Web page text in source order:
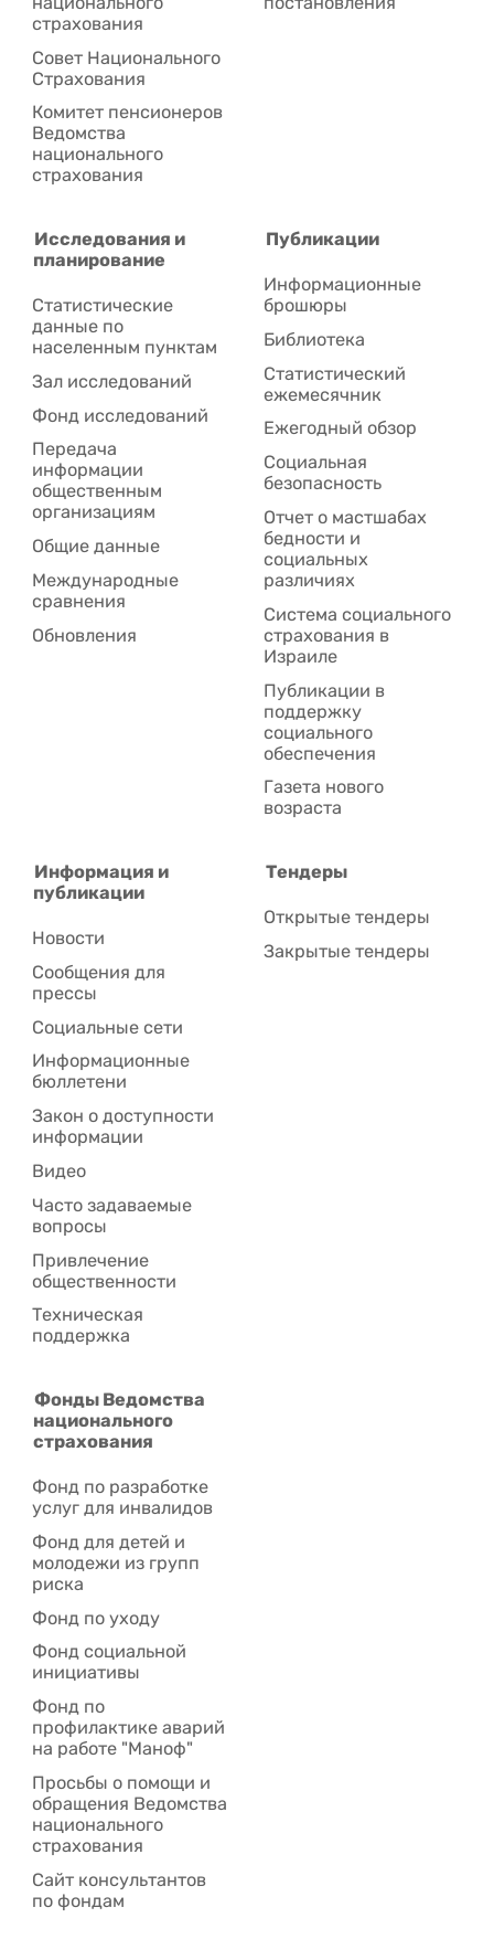
страхования
Совет Национального
Cтрахования
Комитет пенсионеров
Ведомства
национального
страхования
Исследования и
планирование
Статистические
данные по
населенным пунктам
Зал исследований
Фонд исследований
Передача
информации
общественным
организациям
Общие данные
Международные
сравнения
Обновления
Публикации
Информационные
брошюры
Библиотека
Статистический
ежемесячник
Ежегодный обзор
Социальная
безопасность
Отчет о мастшабах
бедности и
социальных
различиях
Система социального
страхования в
Израиле
Публикации в
поддержку
социального
обеспечения
Газета нового
возраста
Информация и
публикации
Новости
Сообщения для
прессы
Социальные сети
Информационные
бюллетени
Закон о доступности
информации
Видео
Часто задаваемые
вопросы
Привлечение
общественности
Техническая
поддержка
Тендеры
Открытые тендеры
Закрытые тендеры
Фонды Ведомства
национального
страхования
Фонд по разработке
услуг для инвалидов
Фонд для детей и
молодежи из групп
риска
Фонд по уходу
Фонд социальной
инициативы
Фонд по
профилактике аварий
на работе "Маноф"
Просьбы о помощи и
обращения Ведомства
национального
страхования
Сайт консультантов
по фондам